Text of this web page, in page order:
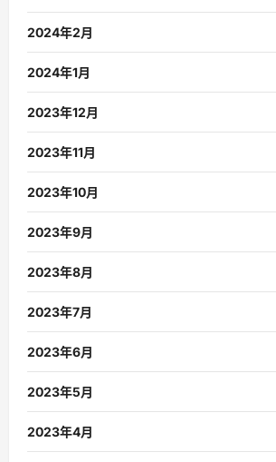
2024年2月
2024年1月
2023年12月
2023年11月
2023年10月
2023年9月
2023年8月
2023年7月
2023年6月
2023年5月
2023年4月